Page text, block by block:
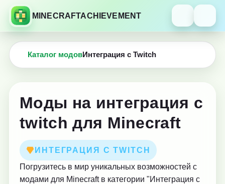
MINECRAFTACHIEVEMENT
Каталог модовИнтеграция с Twitch
Моды на интеграция с
twitch для Minecraft
ИНТЕГРАЦИЯ С TWITCH
Погрузитесь в мир уникальных возможностей с
модами для Minecraft в категории "Интеграция с